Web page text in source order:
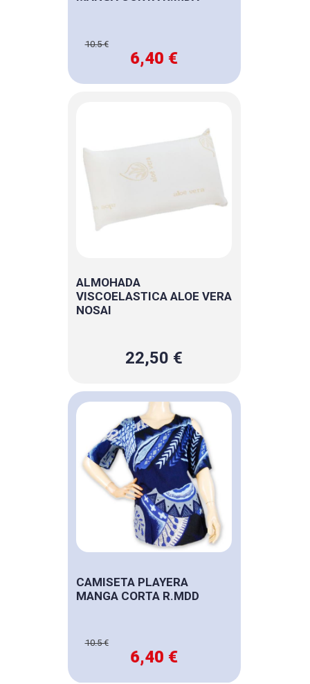
10.5 €
6,40 €
ALMOHADA
VISCOELASTICA ALOE VERA
NOSAI
22,50 €
CAMISETA PLAYERA
MANGA CORTA R.MDD
10.5 €
6,40 €